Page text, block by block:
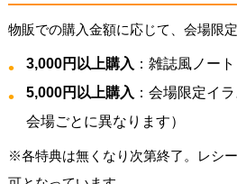
物販での購入金額に応じて、会場限
3,000円以上購入 ：雑誌風ノート
5,000円以上購入 ：会場限定イ
会場ごとに異なります）
※各特典は無くなり次第終了。レシ